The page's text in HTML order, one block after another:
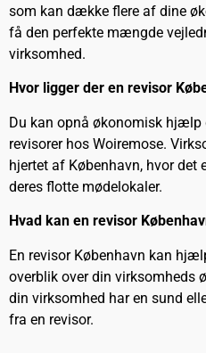
som kan dække flere af dine
få den perfekte mængde
virksomhed.
Hvor ligger der en revisor
Du kan opnå økonomisk hjælp
revisorer hos Woiremose.
hjertet af København, hvor det
deres flotte mødelokaler.
Hvad kan en revisor
En revisor København kan
overblik over din virksomheds
din virksomhed har en sund
fra en revisor.